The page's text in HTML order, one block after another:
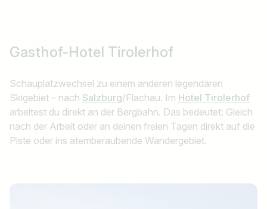
Gasthof-Hotel Tirolerhof
Schauplatzwechsel zu einem anderen legendären
Skigebiet – nach Salzburg/Flachau. Im Hotel Tirolerhof
arbeitest du direkt an der Bergbahn. Das bedeutet: Gleich
nach der Arbeit oder an deinen freien Tagen direkt auf die
Piste oder ins atemberaubende Wandergebiet.